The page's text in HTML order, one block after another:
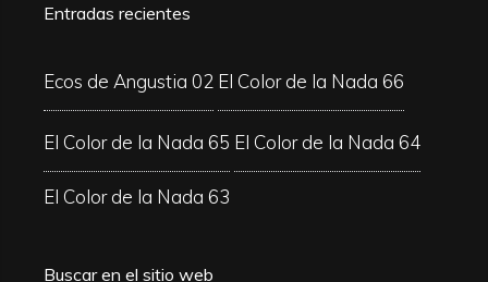
Entradas recientes
Ecos de Angustia 02 El Color de la Nada 66
El Color de la Nada 65 El Color de la Nada 64
El Color de la Nada 63
Buscar en el sitio web